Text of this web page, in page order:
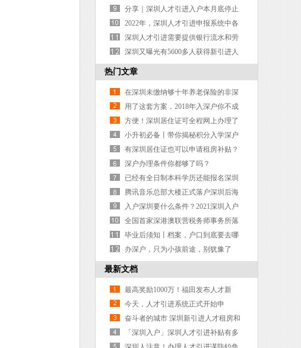
教程，有需要可以收藏
分享｜深圳人才引进入户本月底停止
申报！已经申请入户的还能继续办理
吗？
2022年，深圳人才引进申报系统中各
种状态解释
深圳人才引进需要提供银行流水和劳
动合同证明社保单位！
深圳又曝光有5600多人获得新引进人
才租房和生活补贴！
热门文章
在深圳未缴纳够十年养老保险的非深
户人员可以实现退休了
用了这套方案，2018年入深户你不成
功都不可能！
方便！深圳居住证可全程网上办理了
小升初必备丨带你揭秘积分入学深户
和非深户的差别
有深圳居住证也可以申请租房补贴？
不可以！
深户办理条件你都够了吗？
已经有全日制本科学历还能报名深圳
自考本科吗？
腾讯音乐总部大楼正式落户深圳后海
入户深圳要什么条件？2021深圳入户
条件大汇总
全国首家深港澳联营税务师事务所落
户深圳前海
毕业后须知丨档案，户口到底要去哪
里？具体该如何处理？
办深户，只为小孩前途，别犹豫了
最新文档
最高奖励1000万！福田发布人才新
政，还将引进网红人才
今天，人才引进系统正式开始申
报！“秒批”入深户教程拿好！
奋斗者的城市 深圳新引进人才租房和
生活补贴申请指南
「深圳入户」深圳人才引进补贴有多